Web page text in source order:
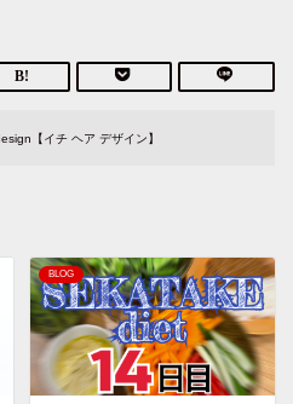
【イチ ヘア デザイン】
BLOG